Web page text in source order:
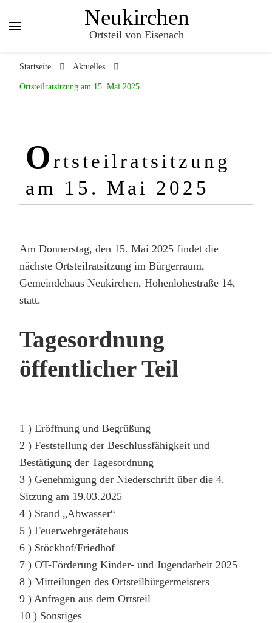
Neukirchen
Ortsteil von Eisenach
Startseite Aktuelles
Ortsteilratsitzung am 15. Mai 2025
Ortsteilratsitzung
am 15. Mai 2025
Am Donnerstag, den 15. Mai 2025 findet die
nächste Ortsteilratsitzung im Bürgerraum,
Gemeindehaus Neukirchen, Hohenlohestraße 14,
statt.
Tagesordnung
öffentlicher Teil
1 ) Eröffnung und Begrüßung
2 ) Feststellung der Beschlussfähigkeit und
Bestätigung der Tagesordnung
3 ) Genehmigung der Niederschrift über die 4.
Sitzung am 19.03.2025
4 ) Stand „Abwasser“
5 ) Feuerwehrgerätehaus
6 ) Stöckhof/Friedhof
7 ) OT-Förderung Kinder- und Jugendarbeit 2025
8 ) Mitteilungen des Ortsteilbürgermeisters
9 ) Anfragen aus dem Ortsteil
10 ) Sonstiges